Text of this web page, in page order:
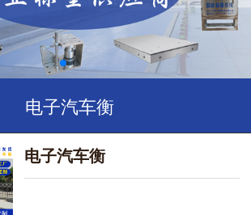
电子汽车衡
电子汽车衡